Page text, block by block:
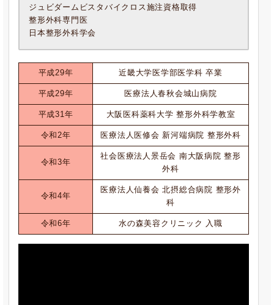
ジュビダームビスタバイクロス施注資格取得
整形外科専門医
日本整形外科学会
平成29年 近畿大学医学部医学科 卒業
平成29年 医療法人春秋会城山病院
平成31年 大阪医科薬科大学 整形外科学教室
令和2年 医療法人医修会 新河端病院 整形外科
令和3年
社会医療法人景岳会 南大阪病院 整形
外科
令和4年
医療法人仙養会 北摂総合病院 整形外
科
令和6年 水の森美容クリニック 入職